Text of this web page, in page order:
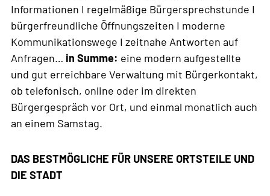
BÜRGER-ABC
AKTUELLES
KONTAKT
Informationen I regelmäßige Bürgersprechstunde I
bürgerfreundliche Öffnungszeiten I moderne
Kommunikationswege I zeitnahe Antworten auf
Anfragen… in Summe: eine modern aufgestellte
und gut erreichbare Verwaltung mit Bürgerkontakt,
ob telefonisch, online oder im direkten
Bürgergespräch vor Ort, und einmal monatlich auch
an einem Samstag.
DAS BESTMÖGLICHE FÜR UNSERE ORTSTEILE UND
DIE STADT